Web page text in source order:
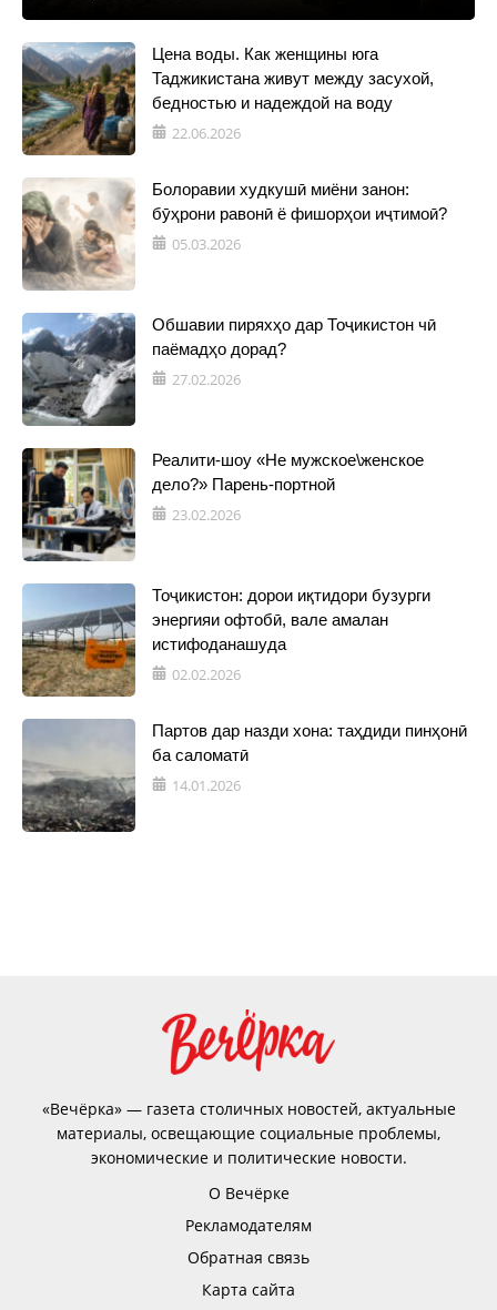
Цена воды. Как женщины юга
Таджикистана живут между засухой,
бедностью и надеждой на воду
22.06.2026
Болоравии худкушӣ миёни занон:
бӯҳрони равонӣ ё фишорҳои иҷтимоӣ?
05.03.2026
Обшавии пиряхҳо дар Тоҷикистон чӣ
паёмадҳо дорад?
27.02.2026
Реалити-шоу «Не мужское\женское
дело?» Парень-портной
23.02.2026
Тоҷикистон: дорои иқтидори бузурги
энергияи офтобӣ, вале амалан
истифоданашуда
02.02.2026
Партов дар назди хона: таҳдиди пинҳонӣ
ба саломатӣ
14.01.2026
«Вечёрка» — газета столичных новостей, актуальные
материалы, освещающие социальные проблемы,
экономические и политические новости.
О Вечёрке
Рекламодателям
Обратная связь
Карта сайта